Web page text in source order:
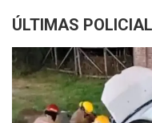
ÚLTIMAS